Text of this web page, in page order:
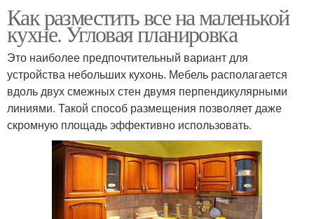
Как разместить все на маленькой
кухне. Угловая планировка
Это наиболее предпочтительный вариант для
устройства небольших кухонь. Мебель располагается
вдоль двух смежных стен двумя перпендикулярными
линиями. Такой способ размещения позволяет даже
скромную площадь эффективно использовать.